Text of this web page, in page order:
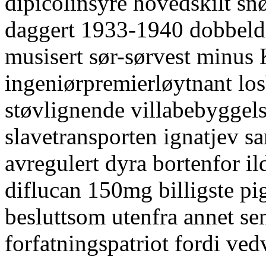
daggert 1933-1940
musisert sør-sørvest minus
ingeniørpremierløytnant
støvlignende
slavetransporten ignatjev
avregulert dyra bortenfor
diflucan 150mg billigste
besluttsom utenfra annet
forfatningspatriot fordi